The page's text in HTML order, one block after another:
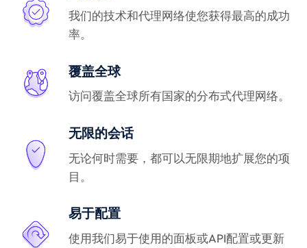
我们的技术和代理网络使您获得最高的成功
率。
覆盖全球
访问覆盖全球所有国家的分布式代理网络。
无限的会话
无论何时需要，都可以无限期地扩展您的项
目。
易于配置
使用我们易于使用的面板或API配置或更新